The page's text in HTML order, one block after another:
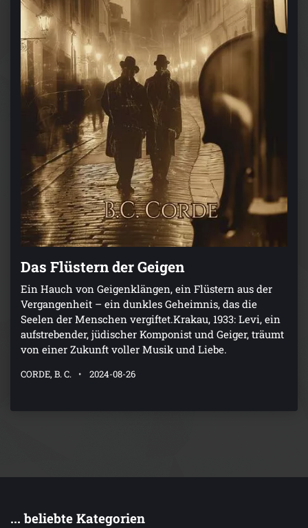
Das Flüstern der Geigen
Ein Hauch von Geigenklängen, ein Flüstern aus der
Vergangenheit – ein dunkles Geheimnis, das die
Seelen der Menschen vergiftet.Krakau, 1933: Levi, ein
aufstrebender, jüdischer Komponist und Geiger, träumt
von einer Zukunft voller Musik und Liebe.
CORDE, B. C. 2024-08-26
... beliebte Kategorien